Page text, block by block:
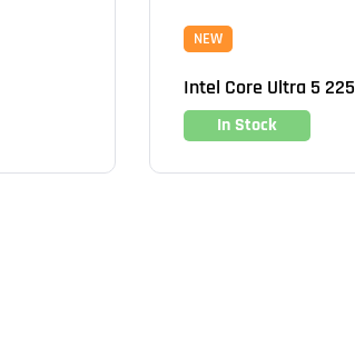
NEW
Intel Core Ultra 5 225
In Stock